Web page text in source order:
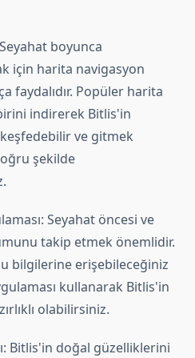
boyunca
için harita navigasyon
faydalıdır. Popüler harita
indirerek Bitlis'in
ve gitmek
şekilde
Seyahat öncesi ve
takip etmek önemlidir.
bilgilerine erişebileceğiniz
kullanarak Bitlis'in
olabilirsiniz.
Bitlis'in doğal güzelliklerini